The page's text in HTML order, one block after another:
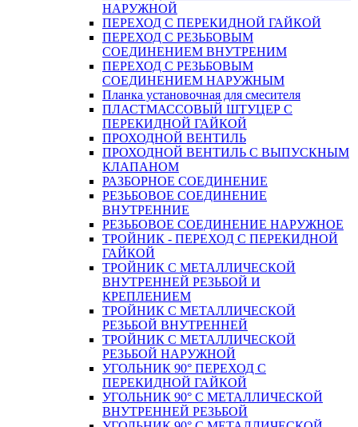
НАРУЖНОЙ
ПЕРЕХОД С ПЕРЕКИДНОЙ ГАЙКОЙ
ПЕРЕХОД С РЕЗЬБОВЫМ
СОЕДИНЕНИЕМ ВНУТРЕНИМ
ПЕРЕХОД С РЕЗЬБОВЫМ
СОЕДИНЕНИЕМ НАРУЖНЫМ
Планка установочная для смесителя
ПЛАСТМАССОВЫЙ ШТУЦЕР С
ПЕРЕКИДНОЙ ГАЙКОЙ
ПРОХОДНОЙ ВЕНТИЛЬ
ПРОХОДНОЙ ВЕНТИЛЬ С ВЫПУСКНЫМ
КЛАПАНОМ
РАЗБОРНОЕ СОЕДИНЕНИЕ
РЕЗЬБОВОЕ СОЕДИНЕНИЕ
ВНУТРЕННИЕ
РЕЗЬБОВОЕ СОЕДИНЕНИЕ НАРУЖНОЕ
ТРОЙНИК - ПЕРЕХОД С ПЕРЕКИДНОЙ
ГАЙКОЙ
ТРОЙНИК С МЕТАЛЛИЧЕСКОЙ
ВНУТРЕННЕЙ РЕЗЬБОЙ И
КРЕПЛЕНИЕМ
ТРОЙНИК С МЕТАЛЛИЧЕСКОЙ
РЕЗЬБОЙ ВНУТРЕННЕЙ
ТРОЙНИК С МЕТАЛЛИЧЕСКОЙ
РЕЗЬБОЙ НАРУЖНОЙ
УГОЛЬНИК 90° ПЕРЕХОД С
ПЕРЕКИДНОЙ ГАЙКОЙ
УГОЛЬНИК 90° С МЕТАЛЛИЧЕСКОЙ
ВНУТРЕННEЙ РЕЗЬБОЙ